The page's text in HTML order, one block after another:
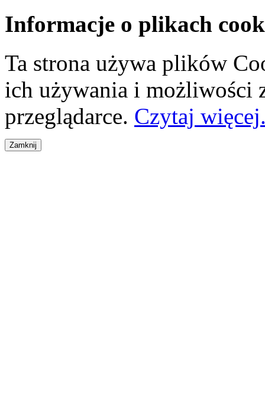
Informacje o plikach
Ta strona używa plików
ich używania i możliwości
przeglądarce. Czytaj